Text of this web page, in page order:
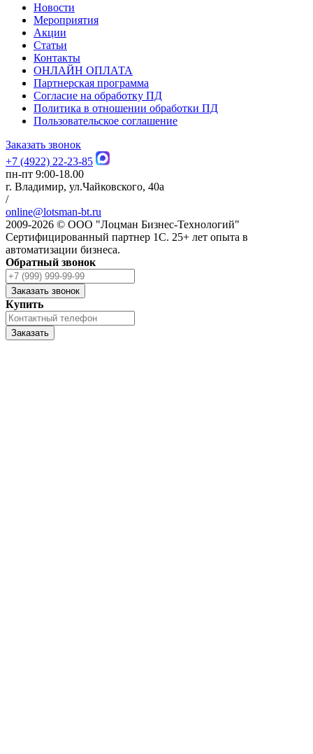
Новости
Мероприятия
Акции
Статьи
Контакты
ОНЛАЙН ОПЛАТА
Партнерская программа
Согласие на обработку ПД
Политика в отношении обработки ПД
Пользовательское соглашение
Заказать звонок
+7 (4922) 22-23-85
пн-пт 9:00-18.00
г. Владимир, ул.Чайковского, 40а
/
online@lotsman-bt.ru
2009-2026 © ООО "Лоцман Бизнес-Технологий"
Сертифицированный партнер 1С. 25+ лет опыта в
автоматизации бизнеса.
Обратный звонок
Заказать звонок
Купить